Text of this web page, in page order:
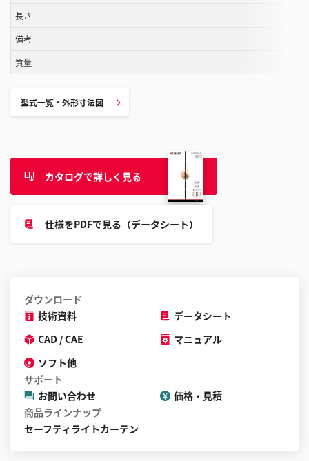
長さ
備考
質量
型式一覧・外形寸法図
カタログで詳しく見る
仕様をPDFで見る（データシート）
ダウンロード
技術資料
データシート
CAD / CAE
マニュアル
ソフト他
サポート
お問い合わせ
価格・見積
商品ラインナップ
セーフティライトカーテン